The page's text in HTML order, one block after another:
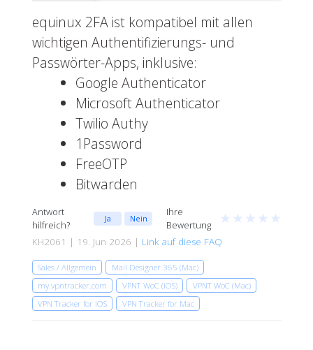
equinux 2FA ist kompatibel mit allen
wichtigen Authentifizierungs- und
Passwörter-Apps, inklusive:
Google Authenticator
Microsoft Authenticator
Twilio Authy
1Password
FreeOTP
Bitwarden
Antwort
hilfreich?
Ja Nein
Ihre
Bewertung
★ ★ ★ ★ ★
KH2061 | 19. Jun 2026 | Link auf diese FAQ
Sales / Allgemein
Mail Designer 365 (Mac)
my.vpntracker.com
VPNT WoC (iOS)
VPNT WoC (Mac)
VPN Tracker for iOS
VPN Tracker for Mac